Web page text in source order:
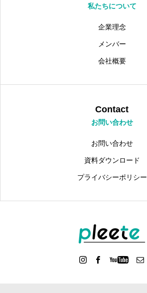
私たちについて
企業理念
メンバー
会社概要
Contact
お問い合わせ
お問い合わせ
資料ダウンロード
プライバシーポリシー